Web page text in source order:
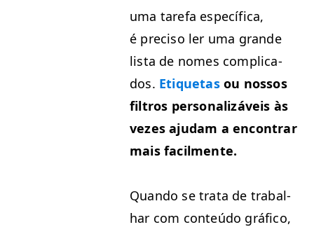
uma tare­fa especí­fi­ca,
é pre­ciso ler uma grande
lista de nomes com­pli­ca­
dos. Eti­que­tasou nos­sos
fil­tros per­son­al­izáveis às
vezes aju­dam a encon­trar
mais facilmente.
Quan­do se tra­ta de tra­bal­
har com con­teú­do grá­fi­co,